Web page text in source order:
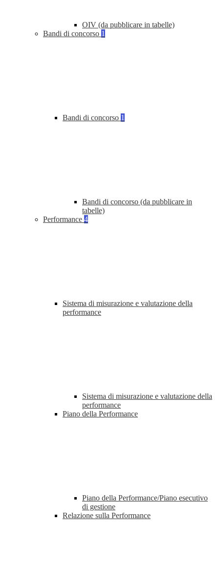
OIV (da pubblicare in tabelle)
Bandi di concorso 1
Bandi di concorso 1
Bandi di concorso (da pubblicare in
tabelle)
Performance 4
Sistema di misurazione e valutazione della
performance
Sistema di misurazione e valutazione della
performance
Piano della Performance
Piano della Performance/Piano esecutivo
di gestione
Relazione sulla Performance